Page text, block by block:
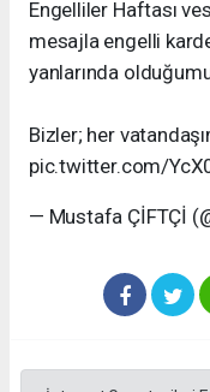
Engelliler Haftası
mesajla engelli
yanlarında
Bizler; her
pic.twitter.com/
— Mustafa ÇİFTÇİ